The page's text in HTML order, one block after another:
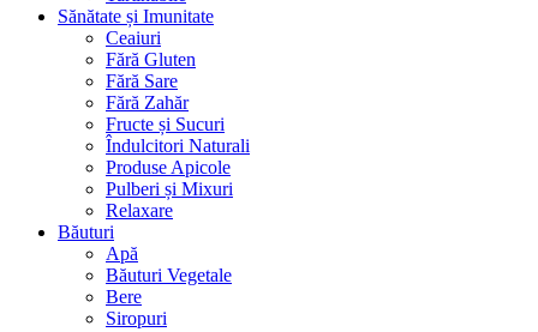
Sănătate și Imunitate
Ceaiuri
Fără Gluten
Fără Sare
Fără Zahăr
Fructe și Sucuri
Îndulcitori Naturali
Produse Apicole
Pulberi și Mixuri
Relaxare
Băuturi
Apă
Băuturi Vegetale
Bere
Siropuri